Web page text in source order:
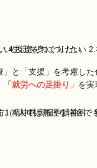
と「支援」を考慮し
就労への足掛り」 を実